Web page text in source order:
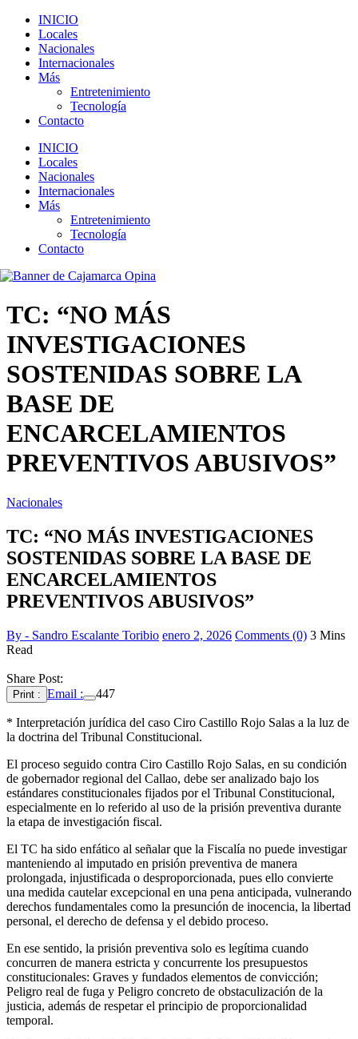
INICIO
Locales
Nacionales
Internacionales
Más
Entretenimiento
Tecnología
Contacto
INICIO
Locales
Nacionales
Internacionales
Más
Entretenimiento
Tecnología
Contacto
TC: “NO MÁS
INVESTIGACIONES
SOSTENIDAS SOBRE LA
BASE DE
ENCARCELAMIENTOS
PREVENTIVOS ABUSIVOS”
Nacionales
TC: “NO MÁS INVESTIGACIONES
SOSTENIDAS SOBRE LA BASE DE
ENCARCELAMIENTOS
PREVENTIVOS ABUSIVOS”
By - Sandro Escalante Toribio enero 2, 2026 Comments (0) 3 Mins
Read
Share Post:
Print : Email : 447
* Interpretación jurídica del caso Ciro Castillo Rojo Salas a la luz de
la doctrina del Tribunal Constitucional.
El proceso seguido contra Ciro Castillo Rojo Salas, en su condición
de gobernador regional del Callao, debe ser analizado bajo los
estándares constitucionales fijados por el Tribunal Constitucional,
especialmente en lo referido al uso de la prisión preventiva durante
la etapa de investigación fiscal.
El TC ha sido enfático al señalar que la Fiscalía no puede investigar
manteniendo al imputado en prisión preventiva de manera
prolongada, injustificada o desproporcionada, pues ello convierte
una medida cautelar excepcional en una pena anticipada, vulnerando
derechos fundamentales como la presunción de inocencia, la libertad
personal, el derecho de defensa y el debido proceso.
En ese sentido, la prisión preventiva solo es legítima cuando
concurren de manera estricta y concurrente los presupuestos
constitucionales: Graves y fundados elementos de convicción;
Peligro real de fuga y Peligro concreto de obstaculización de la
justicia, además de respetar el principio de proporcionalidad
temporal.